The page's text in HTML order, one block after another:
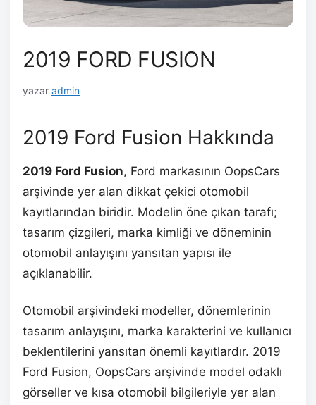
2019 FORD FUSION
yazar admin
2019 Ford Fusion Hakkında
2019 Ford Fusion, Ford markasının OopsCars
arşivinde yer alan dikkat çekici otomobil
kayıtlarından biridir. Modelin öne çıkan tarafı;
tasarım çizgileri, marka kimliği ve döneminin
otomobil anlayışını yansıtan yapısı ile
açıklanabilir.
Otomobil arşivindeki modeller, dönemlerinin
tasarım anlayışını, marka karakterini ve kullanıcı
beklentilerini yansıtan önemli kayıtlardır. 2019
Ford Fusion, OopsCars arşivinde model odaklı
görseller ve kısa otomobil bilgileriyle yer alan